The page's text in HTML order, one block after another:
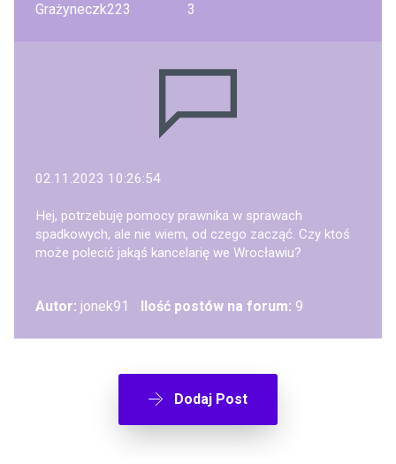
Grażyneczk223
3
02.11.2023 10:26:54
Hej, potrzebuję pomocy prawnika w sprawach
spadkowych, ale nie wiem, od czego zacząć. Czy ktoś
może polecić jakąś kancelarię we Wrocławiu?
Autor: jonek91 Ilość postów na forum: 9
Dodaj Post